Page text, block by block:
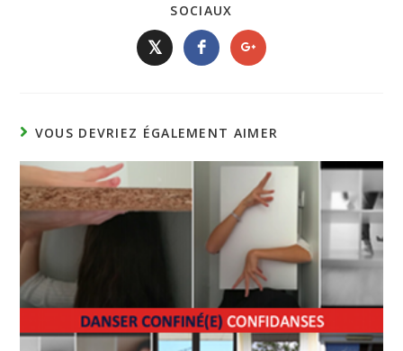
SOCIAUX
𝕏
VOUS DEVRIEZ ÉGALEMENT AIMER